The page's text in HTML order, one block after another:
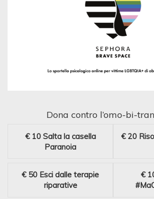
Dona contro l’omo-bi-
€ 10 Salta la casella
Paranoia
€ 20
€ 50 Esci dalle terapie
riparative
€